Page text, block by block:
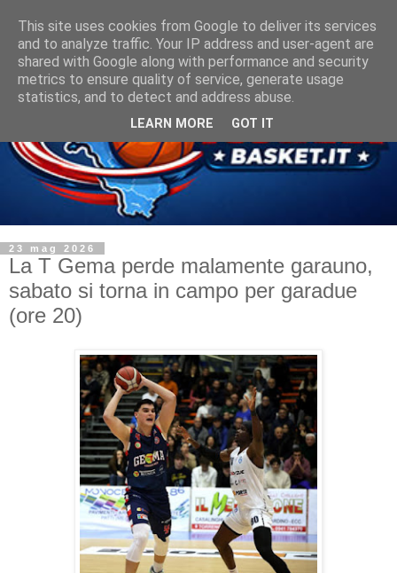
23 mag 2026
La T Gema perde malamente garauno,
sabato si torna in campo per garadue
(ore 20)
This site uses cookies from Google to deliver its services
and to analyze traffic. Your IP address and user-agent are
shared with Google along with performance and security
metrics to ensure quality of service, generate usage
statistics, and to detect and address abuse.
LEARN MORE GOT IT